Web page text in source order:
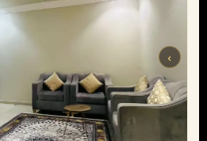
›